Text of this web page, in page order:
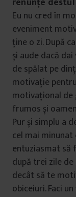
Eu nu cred în
eveniment
ține o zi. După
și aude dacă
de spălat pe
motivație
motivațional de
frumos și
Pur și simplu a
cel mai minunat
entuziasmat să
după trei zile
decât să te
obiceiuri. Faci